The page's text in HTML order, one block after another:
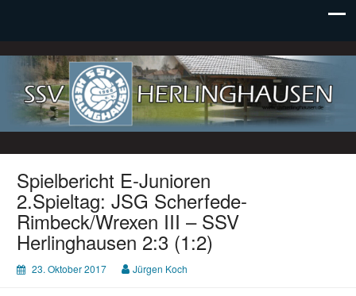
SSV Herlinghausen e. V.
Spielbericht E-Junioren
2.Spieltag: JSG Scherfede-
Rimbeck/Wrexen III – SSV
Herlinghausen 2:3 (1:2)
23. Oktober 2017 Jürgen Koch